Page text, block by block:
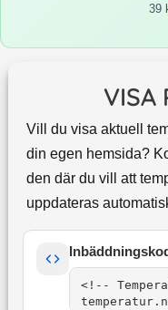
39
VISA
Vill du visa aktuell
din egen hemsida?
den där du vill att
uppdateras